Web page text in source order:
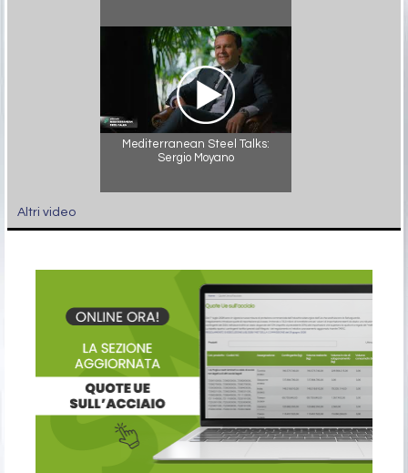
Mediterranean Steel Talks:
Sergio Moyano
Altri video